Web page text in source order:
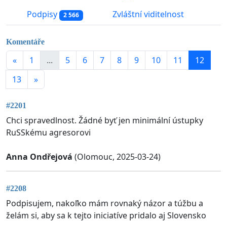
Podpisy 2 566 Zvláštní viditelnost
Komentáře
« 1 ... 5 6 7 8 9 10 11
12
13
»
#2201
Chci spravedlnost. Žádné byť jen minimální ústupky
RuSSkému agresorovi
Anna Ondřejová (Olomouc, 2025-03-24)
#2208
Podpisujem, nakoľko mám rovnaký názor a túžbu a
želám si, aby sa k tejto iniciatíve pridalo aj Slovensko